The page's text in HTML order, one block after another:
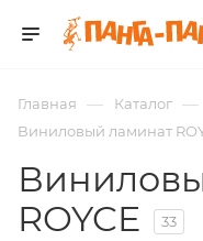
Главная — Каталог —
Виниловый ламинат
ROYCE
33